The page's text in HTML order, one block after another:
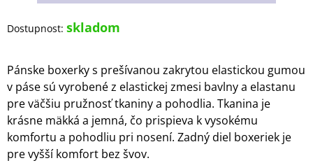
Dostupnost: skladom
Pánske boxerky s prešívanou zakrytou elastickou gumou
v páse sú vyrobené z elastickej zmesi bavlny a elastanu
pre väčšiu pružnosť tkaniny a pohodlia. Tkanina je
krásne mäkká a jemná, čo prispieva k vysokému
komfortu a pohodliu pri nosení. Zadný diel boxeriek je
pre vyšší komfort bez švov.